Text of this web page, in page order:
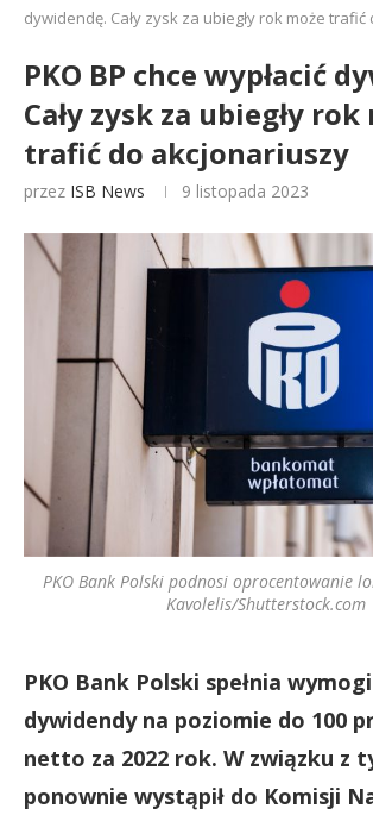
dywidendę. Cały zysk za ubiegły rok może
PKO BP chce wypłacić
Cały zysk za ubiegły rok
trafić do akcjonariuszy
przez ISB News 9 listopada 2023
PKO Bank Polski podnosi oprocentowanie
Kavolelis/Shutterstock.com
PKO Bank Polski spełnia
dywidendy na poziomie do 100
netto za 2022 rok. W związku z
ponownie wystąpił do Komisji